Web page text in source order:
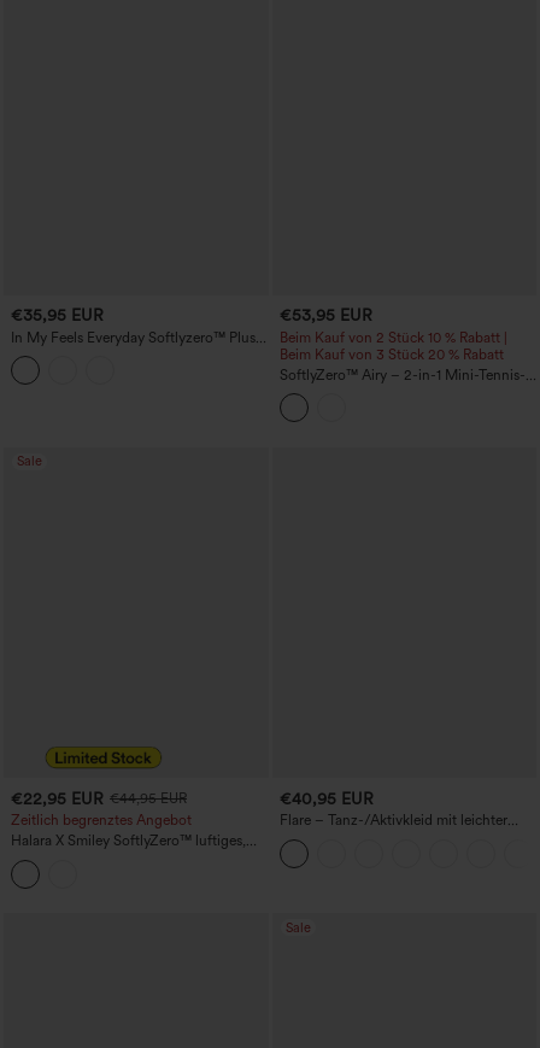
€35,95 EUR
In My Feels Everyday Softlyzero™ Plush
2-in-1 Activity Dress-Lachen
€53,95 EUR
Beim Kauf von 2 Stück 10 % Rabatt |
Beim Kauf von 3 Stück 20 % Rabatt
SoftlyZero™ Airy – 2-in-1 Mini-Tennis-
Sportkleid mit integriertem BH, Cool-
Touch, Taschen, für DD–F-Cups —
Easy Peezy Edition — UPF50+
Sale
€22,95 EUR €44,95 EUR
Zeitlich begrenztes Angebot
Halara X Smiley SoftlyZero™ luftiges,
rückenfreies, gedrehtes ausgestelltes
Dance-Active-Kleid mit Taschen –
längere Länge – Easy Peezy Edition,
€40,95 EUR
Flare – Tanz-/Aktivkleid mit leichter
Unterstützung – längere Länge – Easy
Peezy Edition – für DD–F-Cups
Sale